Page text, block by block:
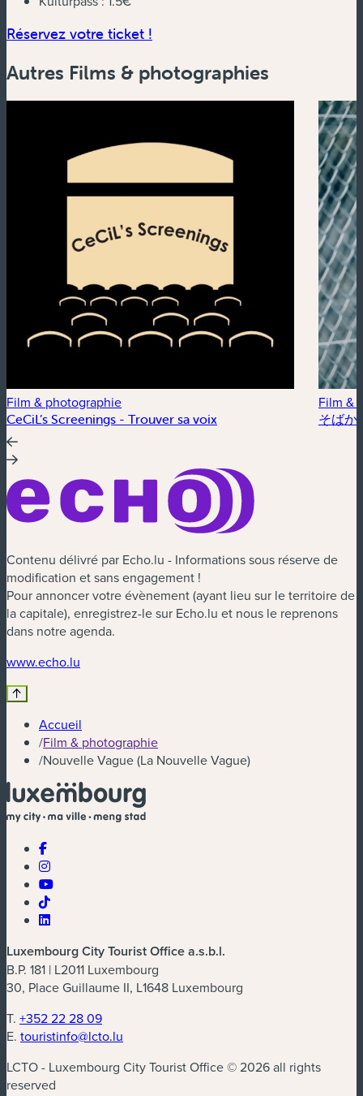
Réservez votre ticket !
Autres Films & photographies
Film & photographie
CeCiL’s Screenings - Trouver sa voix
Film &
そばか
Contenu délivré par Echo.lu - Informations sous réserve de
modification et sans engagement !
Pour annoncer votre évènement (ayant lieu sur le territoire de
la capitale), enregistrez-le sur Echo.lu et nous le reprenons
dans notre agenda.
www.echo.lu
Accueil
/Film & photographie
/Nouvelle Vague (La Nouvelle Vague)
Luxembourg City Tourist Office a.s.b.l.
B.P. 181 | L2011 Luxembourg
30, Place Guillaume II, L1648 Luxembourg
T. +352 22 28 09
E. touristinfo@lcto.lu
LCTO - Luxembourg City Tourist Office © 2026 all rights
reserved